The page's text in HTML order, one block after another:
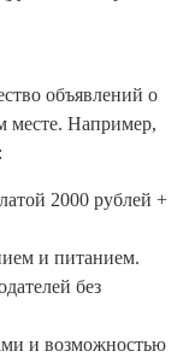
объявлений о
месте. Например,
2000 рублей +
и питанием.
без
и возможностью